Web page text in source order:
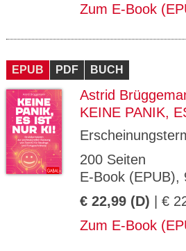
Zum E-Book
EPUB PDF BUCH
Astrid
KEINE PANIK,
200 Seiten
E-Book (EPUB),
€ 22,99 (D) | €
Zum E-Book